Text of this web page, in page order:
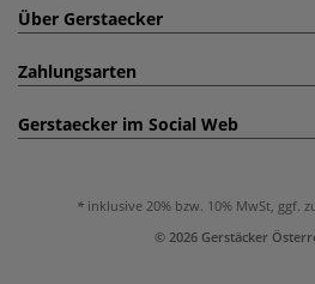
Über Gerstaecker
Zahlungsarten
Gerstaecker im Social Web
inklusive 20% bzw. 10% MwSt, ggf.
© 2026 Gerstäcker